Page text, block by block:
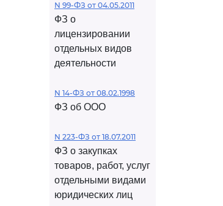
N 99-ФЗ от 04.05.2011
ФЗ о
лицензировании
отдельных видов
деятельности
N 14-ФЗ от 08.02.1998
ФЗ об ООО
N 223-ФЗ от 18.07.2011
ФЗ о закупках
товаров, работ, услуг
отдельными видами
юридических лиц